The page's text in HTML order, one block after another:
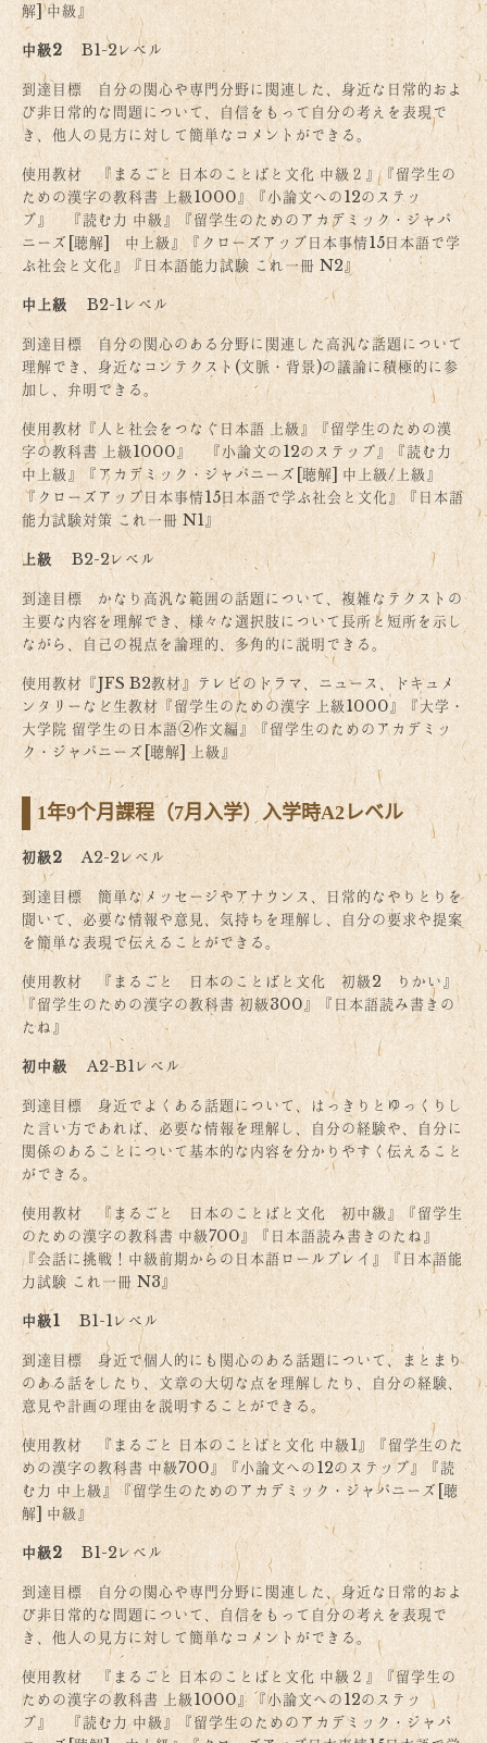
解] 中級』
中級2
B1-2レベル
到達目標 自分の関心や専門分野に関連した、身近な日常的およ
び非日常的な問題について、自信をもって自分の考えを表現で
き、他人の見方に対して簡単なコメントができる。
使用教材 『まるごと 日本のことばと文化 中級２』『留学生の
ための漢字の教科書 上級1000』『小論文への12のステッ
プ』 『読む力 中級』『留学生のためのアカデミック・ジャパ
ニーズ[聴解] 中上級』『クローズアップ日本事情15日本語で学
ぶ社会と文化』『日本語能力試験 これ一冊 N2』
中上級B2-1レベル
到達目標 自分の関心のある分野に関連した高汎な話題について
理解でき、身近なコンテクスト(文脈・背景)の議論に積極的に参
加し、弁明できる。
使用教材『人と社会をつなぐ日本語 上級』『留学生のための漢
字の教科書 上級1000』 『小論文の12のステップ』『読む力
中上級』『アカデミック・ジャパニーズ[聴解] 中上級/上級』
『クローズアップ日本事情15日本語で学ぶ社会と文化』『日本語
能力試験対策 これ一冊 N1』
上級B2-2レベル
到達目標 かなり高汎な範囲の話題について、複雑なテクストの
主要な内容を理解でき、様々な選択肢について長所と短所を示し
ながら、自己の視点を論理的、多角的に説明できる。
使用教材『JFS B2教材』テレビのドラマ、ニュース、ドキュメ
ンタリーなど生教材『留学生のための漢字 上級1000』『大学・
大学院 留学生の日本語➁作文編』『留学生のためのアカデミッ
ク・ジャパニーズ[聴解] 上級』
1年9个月課程（7月入学）入学時A2レベル
初級2A2-2レベル
到達目標 簡単なメッセージやアナウンス、日常的なやりとりを
聞いて、必要な情報や意見、気持ちを理解し、自分の要求や提案
を簡単な表現で伝えることができる。
使用教材 『まるごと 日本のことばと文化 初級2 りかい』
『留学生のための漢字の教科書 初級300』『日本語読み書きの
たね』
初中級A2-B1レベル
到達目標 身近でよくある話題について、はっきりとゆっくりし
た言い方であれば、必要な情報を理解し、自分の経験や、自分に
関係のあることについて基本的な内容を分かりやすく伝えること
ができる。
使用教材 『まるごと 日本のことばと文化 初中級』『留学生
のための漢字の教科書 中級700』『日本語読み書きのたね』
『会話に挑戦！中級前期からの日本語ロールプレイ』『日本語能
力試験 これ一冊 N3』
中級1B1-1レベル
到達目標 身近で個人的にも関心のある話題について、まとまり
のある話をしたり、文章の大切な点を理解したり、自分の経験、
意見や計画の理由を説明することができる。
使用教材 『まるごと 日本のことばと文化 中級1』『留学生のた
めの漢字の教科書 中級700』『小論文への12のステップ』『読
む力 中上級』『留学生のためのアカデミック・ジャパニーズ[聴
解] 中級』
中級2
B1-2レベル
到達目標 自分の関心や専門分野に関連した、身近な日常的およ
び非日常的な問題について、自信をもって自分の考えを表現で
き、他人の見方に対して簡単なコメントができる。
使用教材 『まるごと 日本のことばと文化 中級２』『留学生の
ための漢字の教科書 上級1000』『小論文への12のステッ
プ』 『読む力 中級』『留学生のためのアカデミック・ジャパ